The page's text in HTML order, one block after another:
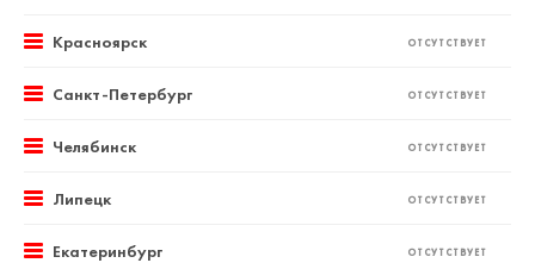
Красноярск ОТСУТСТВУЕТ
Санкт-Петербург ОТСУТСТВУЕТ
Челябинск ОТСУТСТВУЕТ
Липецк ОТСУТСТВУЕТ
Екатеринбург ОТСУТСТВУЕТ